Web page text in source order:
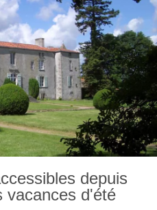
depuis
vacances d'été